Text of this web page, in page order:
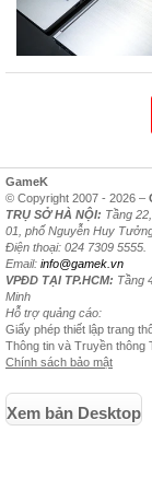
GameK
© Copyright 2007 - 2026 –
TRỤ SỞ HÀ NỘI: Tầng
01, phố Nguyễn Huy
Điện thoại: 024 7309 5555.
Email: info@gamek.vn
VPĐD TẠI TP.HCM: Tầng
Minh
Hỗ trợ quảng cáo:
Giấy phép thiết lập trang
Thông tin và Truyền thông
Chính sách bảo mật
Xem bản Desktop